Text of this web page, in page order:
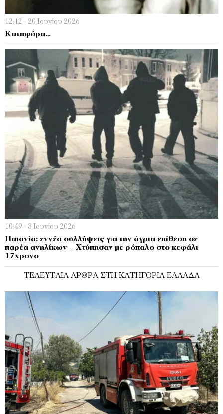
12:12 - 20 Ιουνίου 2026
Κατηφόρα…
10:49 - 3 Ιουνίου 2026
Παιανία: εννέα συλλήψεις για την άγρια επίθεση σε
παρέα ανηλίκων – Χτύπησαν με ρόπαλο στο κεφάλι
17χρονο
ΤΕΛΕΥΤΑΊΑ ΆΡΘΡΑ ΣΤΗ ΚΑΤΗΓΟΡΊΑ ΕΛΛΆΔΑ